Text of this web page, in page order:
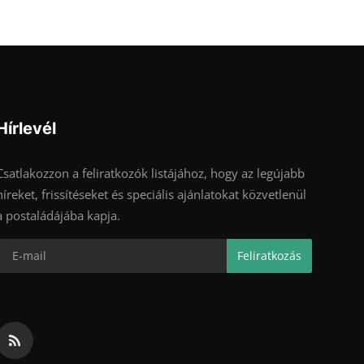
a feliratkozók listájához, hogy az legújabb
frissítéseket és speciális ajánlatokat közvetlenül
postaládájába kapja.
Feliratkozás